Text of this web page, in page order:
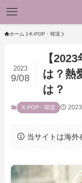
ホーム K-POP・韓流
【
は？熱
は？
2023
9/08
K-POP・韓流
当サイトは海外